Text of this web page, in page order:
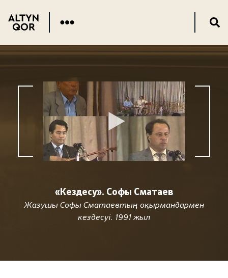
«Кездесу». Софы Сматаев
Жазушы Софы Сматаевтың оқырмандармен
кездесуі. 1991 жыл